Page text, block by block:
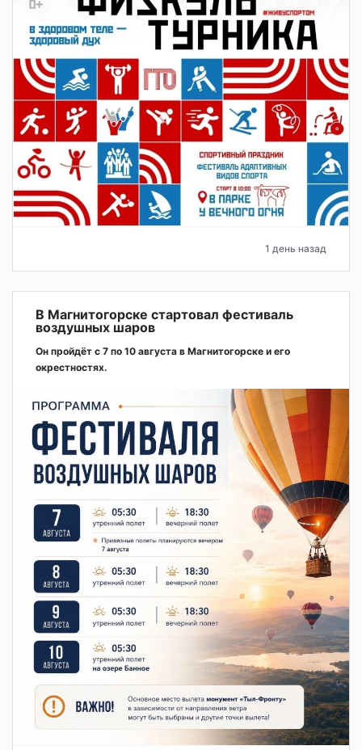
1 день назад
В Магнитогорске стартовал фестиваль
воздушных шаров
Он пройдёт с 7 по 10 августа в Магнитогорске и его
окрестностях.